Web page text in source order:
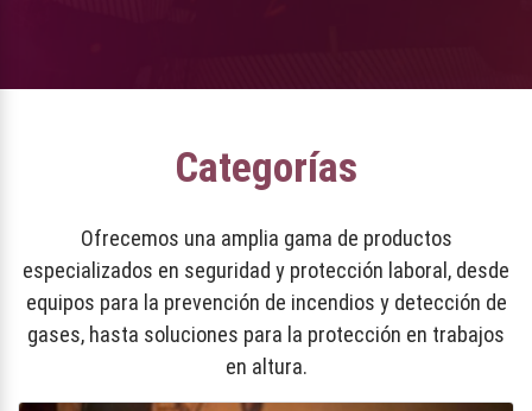
Categorías
Ofrecemos una amplia gama de productos
especializados en seguridad y protección laboral, desde
equipos para la prevención de incendios y detección de
gases, hasta soluciones para la protección en trabajos
en altura.